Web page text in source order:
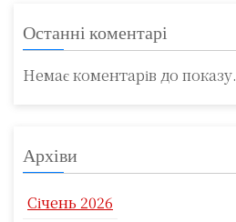
Останні коментарі
Немає коментарів до показу.
Архіви
Січень 2026